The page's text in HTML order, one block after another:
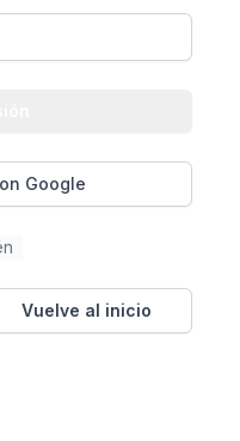
Google
Vuelve al inicio